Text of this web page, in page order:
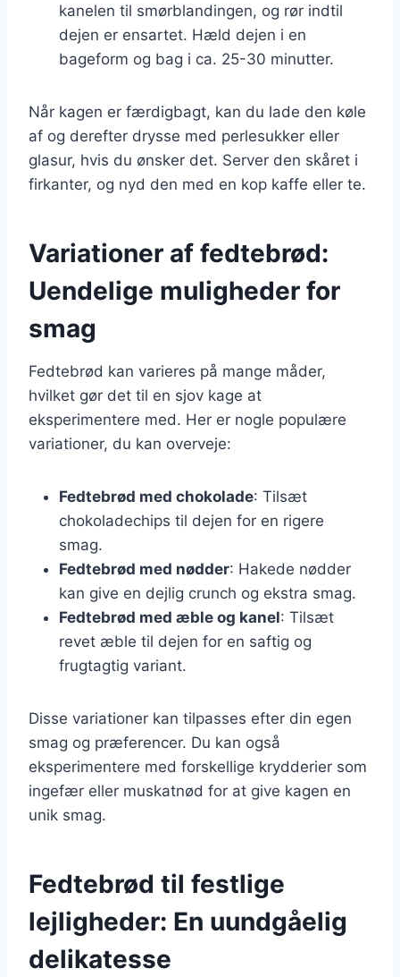
kanelen til smørblandingen, og rør indtil
dejen er ensartet. Hæld dejen i en
bageform og bag i ca. 25-30 minutter.
Når kagen er færdigbagt, kan du lade den køle
af og derefter drysse med perlesukker eller
glasur, hvis du ønsker det. Server den skåret i
firkanter, og nyd den med en kop kaffe eller te.
Variationer af fedtebrød:
Uendelige muligheder for
smag
Fedtebrød kan varieres på mange måder,
hvilket gør det til en sjov kage at
eksperimentere med. Her er nogle populære
variationer, du kan overveje:
Fedtebrød med chokolade: Tilsæt
chokoladechips til dejen for en rigere
smag.
Fedtebrød med nødder: Hakede nødder
kan give en dejlig crunch og ekstra smag.
Fedtebrød med æble og kanel: Tilsæt
revet æble til dejen for en saftig og
frugtagtig variant.
Disse variationer kan tilpasses efter din egen
smag og præferencer. Du kan også
eksperimentere med forskellige krydderier som
ingefær eller muskatnød for at give kagen en
unik smag.
Fedtebrød til festlige
lejligheder: En uundgåelig
delikatesse